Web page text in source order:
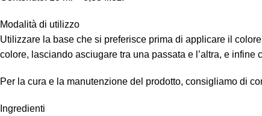
Modalità di utilizzo
Utilizzare la base che si preferisce prima di applicare il
colore, lasciando asciugare tra una passata e l’altra, e
Per la cura e la manutenzione del prodotto, consigliamo di
Ingredienti